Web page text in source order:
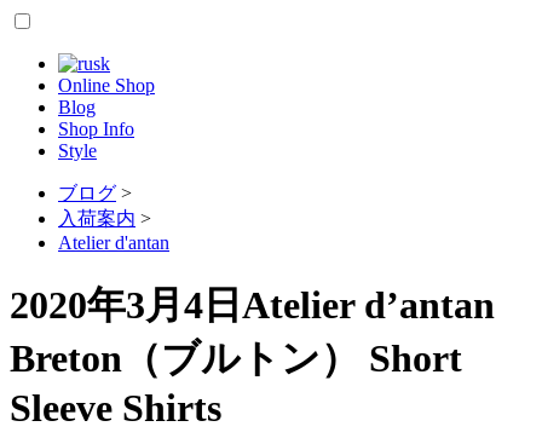
Online Shop
Blog
Shop Info
Style
ブログ >
入荷案内 >
Atelier d'antan
2020年3月4日 Atelier d’antan
Breton（ブルトン） Short
Sleeve Shirts